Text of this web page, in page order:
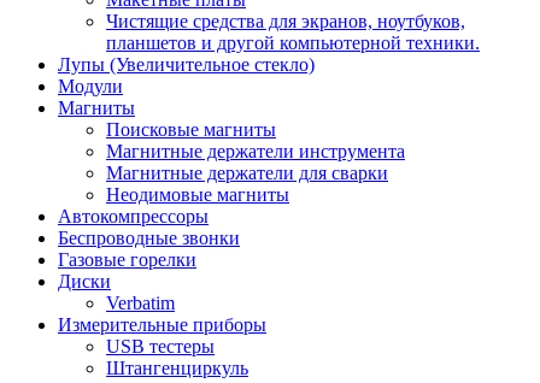
Чистящие средства для экранов, ноутбуков,
планшетов и другой компьютерной техники.
Лупы (Увеличительное стекло)
Модули
Магниты
Поисковые магниты
Магнитные держатели инструмента
Магнитные держатели для сварки
Неодимовые магниты
Автокомпрессоры
Беспроводные звонки
Газовые горелки
Диски
Verbatim
Измерительные приборы
USB тестеры
Штангенциркуль